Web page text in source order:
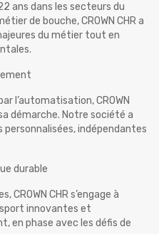
ans dans les secteurs du
de bouche, CROWN CHR a
du métier tout en
l’automatisation, CROWN
démarche. Notre société a
indépendantes
durable
CROWN CHR s’engage à
innovantes et
en phase avec les défis de